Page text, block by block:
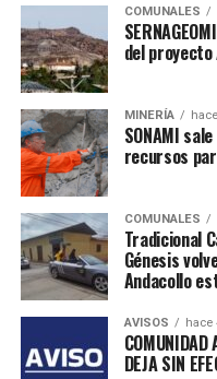
COMUNALES
del proyecto
MINERÍA
SONAMI
recursos
COMUNALES
Tradicional
Génesis
Andacollo
AVISOS hace
COMUNIDAD
DEJA SIN